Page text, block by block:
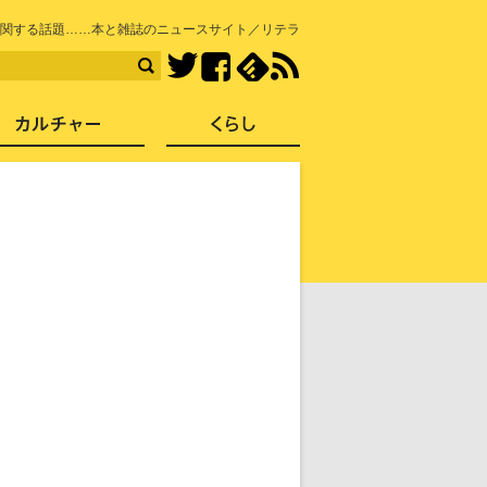
する話題……本と雑誌のニュースサイト／リテラ
TwitterFacebook
社会